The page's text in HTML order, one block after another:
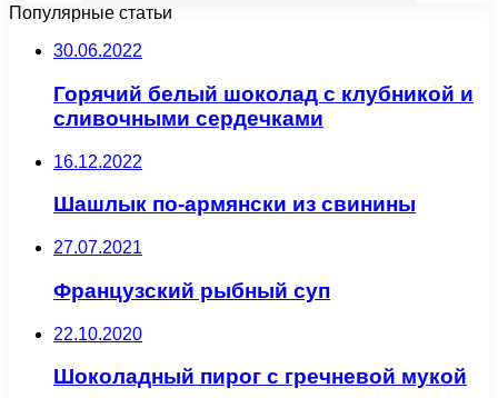
Популярные статьи
30.06.2022
Горячий белый шоколад с клубникой и
сливочными сердечками
16.12.2022
Шашлык по-армянски из свинины
27.07.2021
Французский рыбный суп
22.10.2020
Шоколадный пирог с гречневой мукой